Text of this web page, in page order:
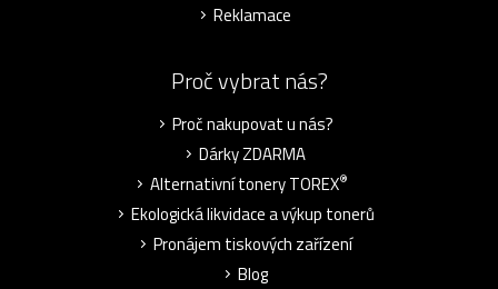
Reklamace
Proč vybrat nás?
Proč nakupovat u nás?
Dárky ZDARMA
Alternativní tonery TOREX®
Ekologická likvidace a výkup tonerů
Pronájem tiskových zařízení
Blog